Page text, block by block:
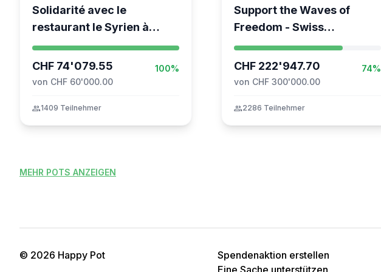
Solidarité avec le
restaurant le Syrien à
Vevey
CHF 74'079.55
100%
von CHF 60'000.00
group1409 Teilnehmer
Support the Waves of
Freedom - Swiss
coordination for the Global
Movement to Gaza
CHF 222'947.70
74%
von CHF 300'000.00
group2286 Teilnehmer
MEHR POTS ANZEIGEN
© 2026 Happy Pot
Spendenaktion erstellen